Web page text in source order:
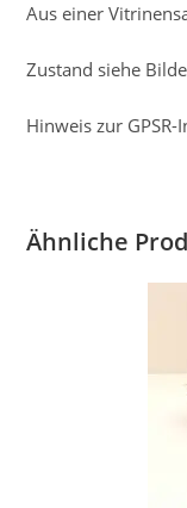
Aus einer
Zustand siehe
Hinweis zur
Ähnliche